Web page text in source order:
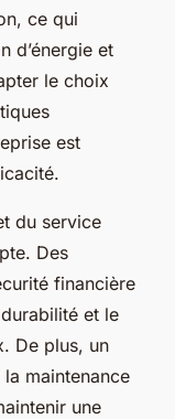
ce qui
d’énergie et
le choix
est
du service
Des
financière
et le
De plus, un
maintenance
une